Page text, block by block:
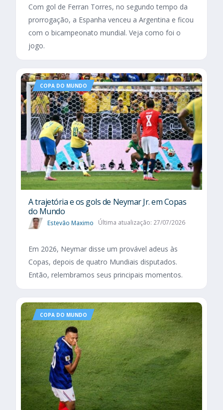
Com gol de Ferran Torres, no segundo tempo da
prorrogação, a Espanha venceu a Argentina e ficou
com o bicampeonato mundial. Veja como foi o
jogo.
COPA DO MUNDO
A trajetória e os gols de Neymar Jr. em Copas
do Mundo
Estevão Maximo Última atualização: 27/07/2026
Em 2026, Neymar disse um provável adeus às
Copas, depois de quatro Mundiais disputados.
Então, relembramos seus principais momentos.
COPA DO MUNDO